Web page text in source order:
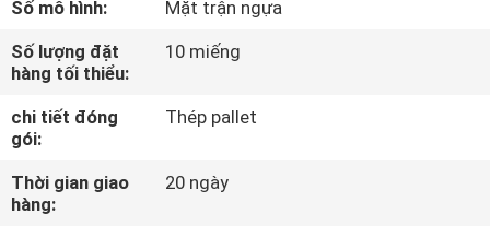
TÔI
THAM
QUAN
NHÀ
MÁY
Số mô hình:
Mặt trận ngựa
Số lượng đặt
hàng tối thiểu:
10 miếng
chi tiết đóng
gói:
Thép pallet
Thời gian giao
hàng:
20 ngày